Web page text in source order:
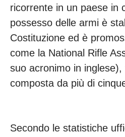
ricorrente in un paese in
possesso delle armi è
Costituzione ed è
come la National Rifle
suo acronimo in
composta da più di
Secondo le statistiche